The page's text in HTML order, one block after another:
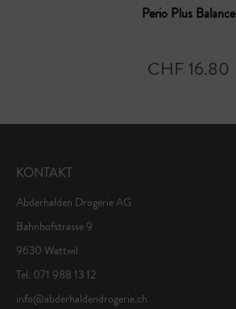
Perio Plus Balance
CHF 16.80
KONTAKT
Abderhalden Drogerie AG
Bahnhofstrasse 9
9630 Wattwil
Tel. 071 988 13 12
info@abderhaldendrogerie.ch